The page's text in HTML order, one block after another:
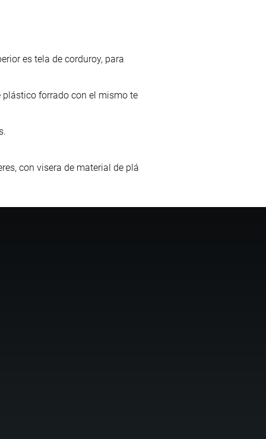
es tela de corduroy, para
forrado con el mismo te
con visera de material de plá